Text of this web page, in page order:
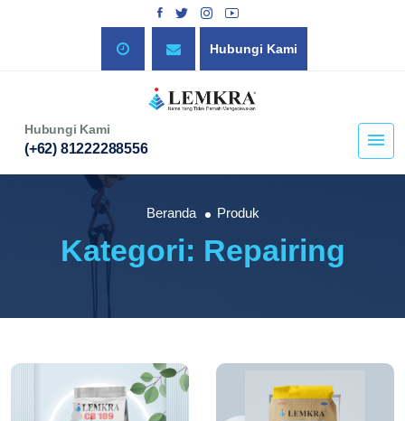
Hubungi Kami
Hubungi Kami
(+62) 81222288556
Beranda Produk
Kategori: Repairing